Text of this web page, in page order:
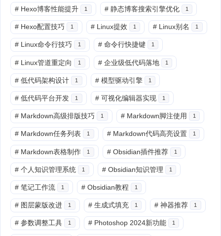
# Hexo博客性能提升 1 # 静态博客搜索引擎优化 1
# Hexo配置技巧 1 # Linux提效 1 # Linux别名 1
# Linux命令行技巧 1 # 命令行快捷键 1
# Linux管道重定向 1 # 企业级低代码落地 1
# 低代码架构设计 1 # 模型驱动引擎 1
# 低代码平台开发 1 # 可视化编辑器实现 1
# Markdown高级排版技巧 1 # Markdown脚注使用 1
# Markdown任务列表 1 # Markdown代码高亮设置 1
# Markdown表格制作 1 # Obsidian插件推荐 1
# 个人知识管理系统 1 # Obsidian知识管理 1
# 笔记工作流 1 # Obsidian教程 1
# 图层蒙版改进 1 # 生成式填充 1 # 神器推荐 1
# 参数调整工具 1 # Photoshop 2024新功能 1